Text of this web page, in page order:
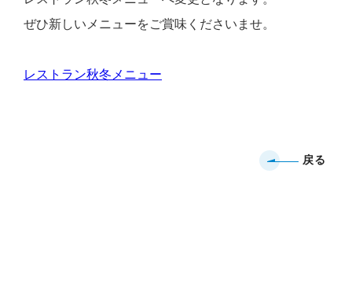
ぜひ新しいメニューをご賞味くださいませ。
レストラン秋冬メニュー
戻る